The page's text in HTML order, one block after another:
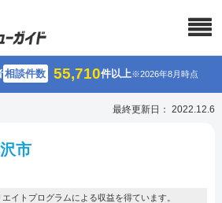
相談件数 55,710件以上※2026年8月時点
最終更新日： 2022.12.6
市
イトプログラムによる収益を得ています。